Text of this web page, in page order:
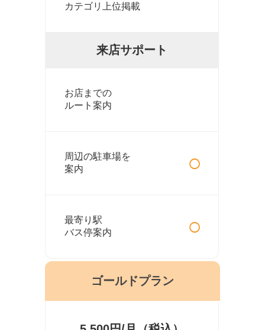
カテゴリ上位掲載
来店サポート
お店までの
ルート案内
周辺の駐車場を
案内
○
最寄り駅
バス停案内
○
ゴールドプラン